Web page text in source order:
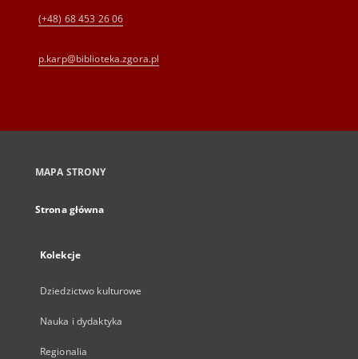
(+48) 68 453 26 06
p.karp@biblioteka.zgora.pl
MAPA STRONY
Strona główna
Kolekcje
Dziedzictwo kulturowe
Nauka i dydaktyka
Regionalia